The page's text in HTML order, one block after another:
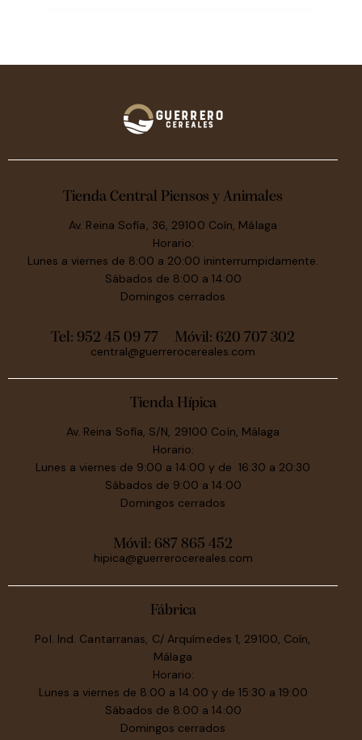
Tienda Central Piensos y Animales
Av. Reina Sofía, 36, 29100 Coín, Málaga
Horario:
Lunes a viernes de 8:00 a 20:00 ininterrumpidamente.
Sábados de 8:00 a 14:00
Domingos cerrados
Tel: 952 45 09 77 Móvil: 620 707 302
central@guerrerocereales.com
Tienda Hípica
Av. Reina Sofía, S/N, 29100 Coín, Málaga
Horario:
Lunes a viernes de 9:00 a 14:00 y de 16:30 a 20:30
Sábados de 9:00 a 14:00
Domingos cerrados
Móvil: 687 865 452
hipica@guerrerocereales.com
Fábrica
Pol. Ind. Cantarranas, C/ Arquímedes 1, 29100, Coín,
Málaga
Horario:
Lunes a viernes de 8:00 a 14:00 y de 15:30 a 19:00
Sábados de 8:00 a 14:00
Domingos cerrados